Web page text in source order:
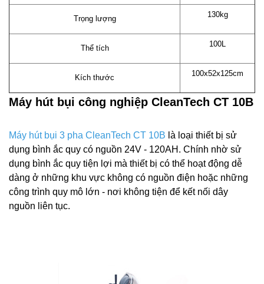
Trọng lượng 130kg
Thể tích 100L
Kích thước 100x52x125cm
Máy hút bụi công nghiệp CleanTech CT 10B
Máy hút bụi 3 pha CleanTech CT 10B là loại thiết bị sử
dụng bình ắc quy có nguồn 24V - 120AH. Chính nhờ sử
dụng bình ắc quy tiện lợi mà thiết bị có thể hoạt động dễ
dàng ở những khu vực không có nguồn điện hoặc những
công trình quy mô lớn - nơi không tiện để kết nối dây
nguồn liên tục.